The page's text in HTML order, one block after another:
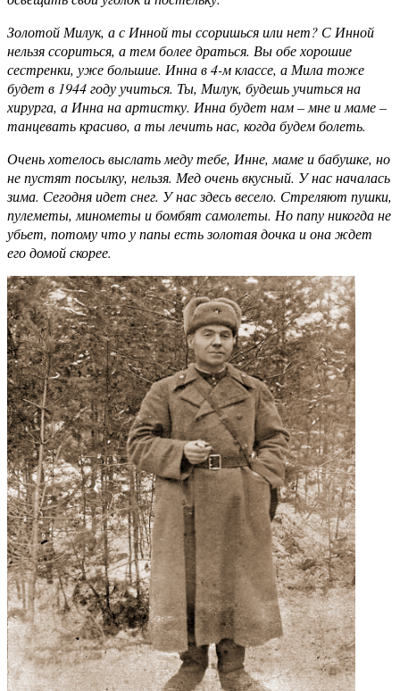
Золотой Милук, а с Инной ты ссоришься или нет? С Инной
нельзя ссориться, а тем более драться. Вы обе хорошие
сестренки, уже большие. Инна в 4-м классе, а Мила тоже
будет в 1944 году учиться. Ты, Милук, будешь учиться на
хирурга, а Инна на артистку. Инна будет нам – мне и маме –
танцевать красиво, а ты лечить нас, когда будем болеть.
Очень хотелось выслать меду тебе, Инне, маме и бабушке, но
не пустят посылку, нельзя. Мед очень вкусный. У нас началась
зима. Сегодня идет снег. У нас здесь весело. Стреляют пушки,
пулеметы, минометы и бомбят самолеты. Но папу никогда не
убьет, потому что у папы есть золотая дочка и она ждет
его домой скорее.